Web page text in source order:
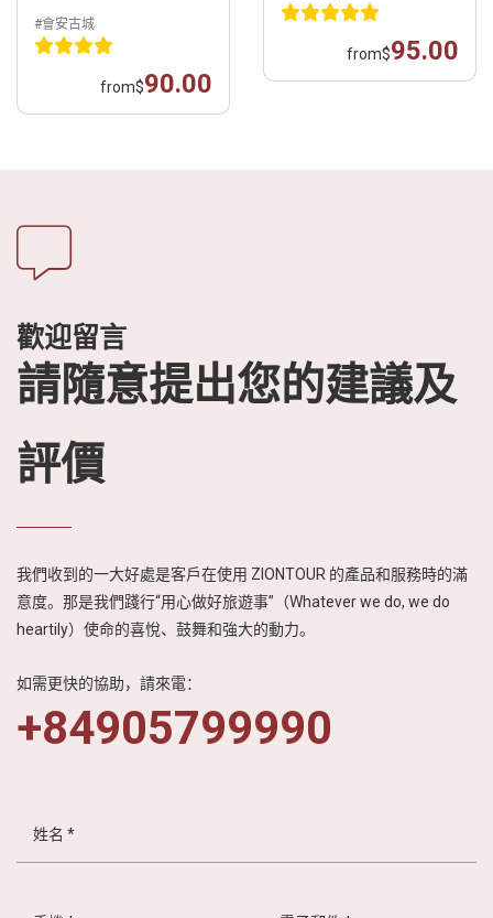
#會安古城
from$90.00
from$95.00
歡迎留言
請隨意提出您的建議及
評價
我們收到的一大好處是客戶在使用 ZIONTOUR 的產品和服務時的滿
意度。那是我們踐行“用心做好旅遊事”（Whatever we do, we do
heartily）使命的喜悅、鼓舞和強大的動力。
如需更快的協助，請來電：
+84905799990